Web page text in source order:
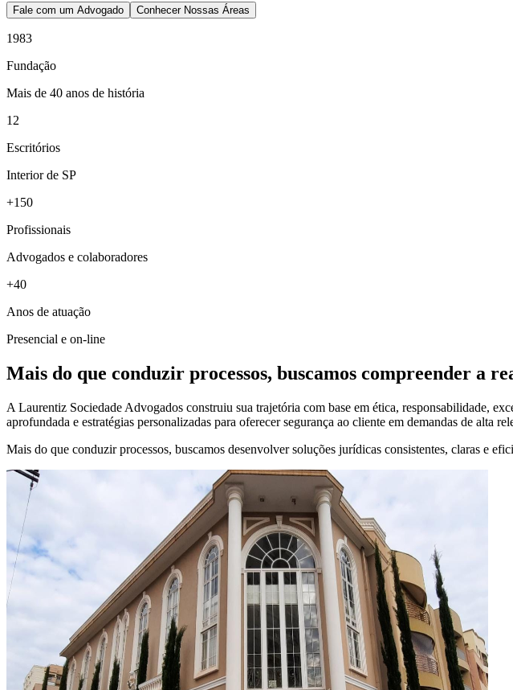
Fale com um Advogado Conhecer Nossas Áreas
1983
Fundação
Mais de 40 anos de história
12
Escritórios
Interior de SP
+150
Profissionais
Advogados e colaboradores
+40
Anos de atuação
Presencial e on-line
Mais do que conduzir processos, buscamos compreender a
A Laurentiz Sociedade Advogados construiu sua trajetória com base em ética, responsabilidade,
aprofundada e estratégias personalizadas para oferecer segurança ao cliente em demandas de alta
Mais do que conduzir processos, buscamos desenvolver soluções jurídicas consistentes, claras e